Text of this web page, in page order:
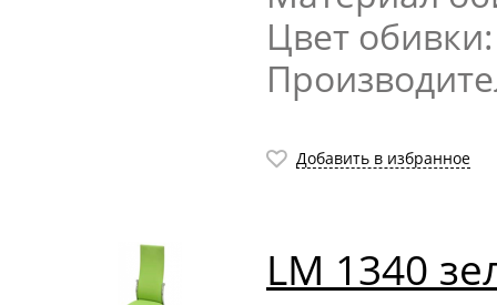
Цвет
Добавить в избранное
LM 1340